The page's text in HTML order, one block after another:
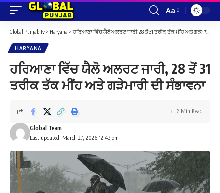
Font
Resizer
Aa
Global Punjab Tv > Haryana > ਹਰਿਆਣਾ ਵਿੱਚ ਯੈਲੋ ਅਲਰਟ ਜਾਰੀ, 28 ਤੋਂ 31 ਤਰੀਕ ਤੱਕ ਮੀਂਹ ਅਤੇ ਗੜੇਮਾਰੀ ਦੀ ਸੰਭਾਵਨਾ
HARYANA
ਹਰਿਆਣਾ ਵਿੱਚ ਯੈਲੋ ਅਲਰਟ ਜਾਰੀ, 28 ਤੋਂ 31
ਤਰੀਕ ਤੱਕ ਮੀਂਹ ਅਤੇ ਗੜੇਮਾਰੀ ਦੀ ਸੰਭਾਵਨਾ
Last updated: March 27, 2026 12:43 pm
Global Team
2 Min Read